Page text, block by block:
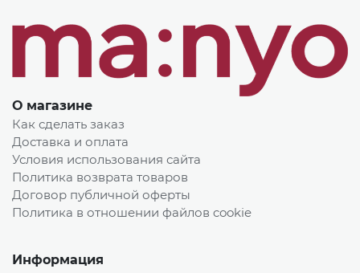
О магазине
Как сделать заказ
Доставка и оплата
Условия использования сайта
Политика возврата товаров
Договор публичной оферты
Политика в отношении файлов cookie
Информация